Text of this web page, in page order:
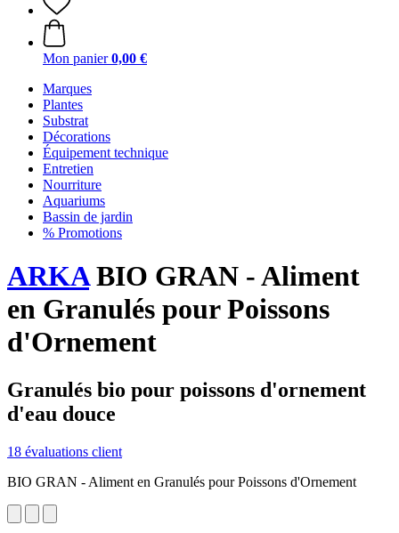
Mon panier 0,00 €
Marques
Plantes
Substrat
Décorations
Équipement technique
Entretien
Nourriture
Aquariums
Bassin de jardin
% Promotions
ARKABIO GRAN - Aliment
en Granulés pour Poissons
d'Ornement
Granulés bio pour poissons d'ornement
d'eau douce
18 évaluations client
BIO GRAN - Aliment en Granulés pour Poissons d'Ornement